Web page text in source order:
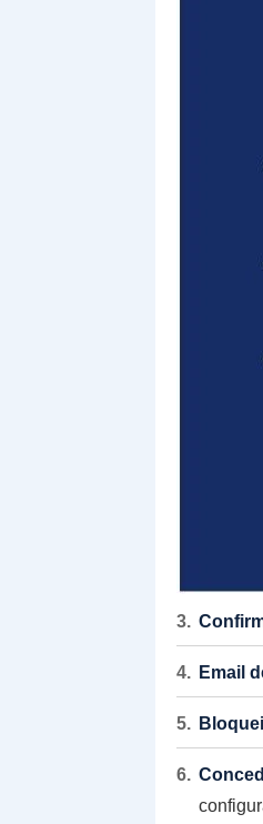
Email